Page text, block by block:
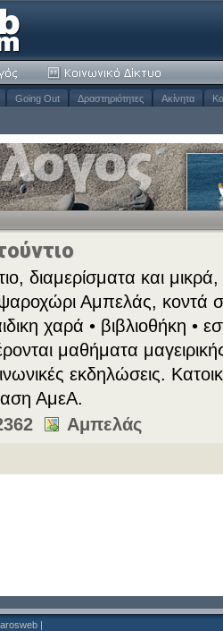
Going Out Δραστηριότητες Ακίνητα
διαμερίσματα και μικρά,
ψαροχώρι Αμπελάς, κοντά
χαρά • βιβλιοθήκη •
μαθήματα
εκδηλώσεις.
ΑμεΑ.
Αμπελάς
|